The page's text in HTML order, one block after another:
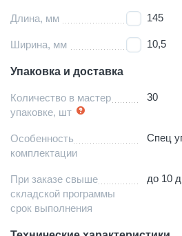
Длина, мм 145
Ширина, мм 10,5
Упаковка и доставка
Количество в мастер
упаковке, шт
30
Особенность
комплектации
Спец
При заказе свыше
складской программы
срок выполнения
до 10